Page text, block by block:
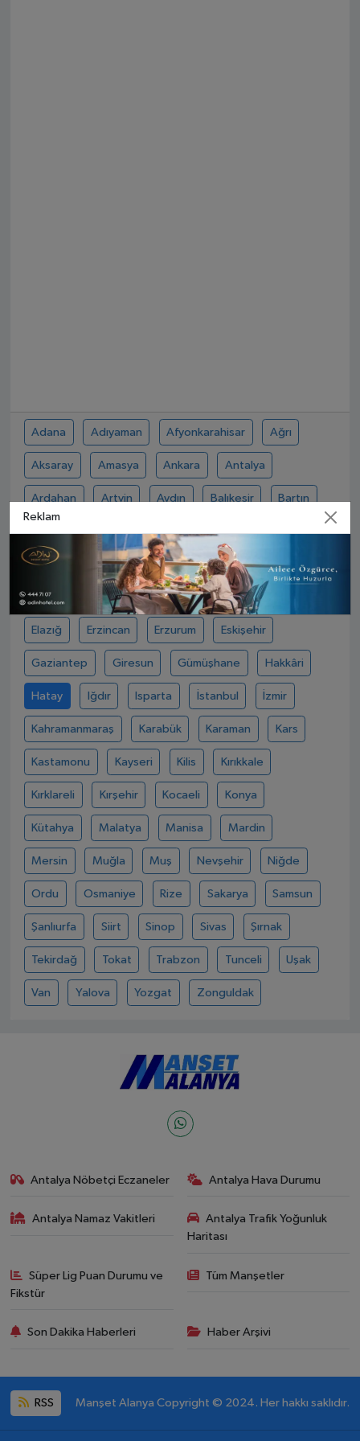
Adana Adıyaman Afyonkarahisar Ağrı
Aksaray Amasya Ankara Antalya
Ardahan Artvin Aydın Balıkesir Bartın
Batman Bayburt Bilecik Bingöl Bitlis
Bolu Burdur Bursa Çanakkale Çankırı
Çorum Denizli Diyarbakır Düzce
Elazığ Erzincan Erzurum Eskişehir
Gaziantep Giresun Gümüşhane Hakkâri
Hatay Iğdır Isparta İstanbul İzmir
Kahramanmaraş Karabük Karaman Kars
Kastamonu Kayseri Kilis Kırıkkale
Kırklareli Kırşehir Kocaeli Konya
Kütahya Malatya Manisa Mardin
Mersin Muğla Muş Nevşehir Niğde
Ordu Osmaniye Rize Sakarya Samsun
Şanlıurfa Siirt Sinop Sivas Şırnak
Tekirdağ Tokat Trabzon Tunceli Uşak
Van Yalova Yozgat Zonguldak
Antalya Nöbetçi Eczaneler Antalya Hava Durumu
Antalya Namaz Vakitleri
Antalya Trafik Yoğunluk
Haritası
Süper Lig Puan Durumu ve
Fikstür
Tüm Manşetler
Son Dakika Haberleri Haber Arşivi
RSS Manşet Alanya Copyright © 2024. Her hakkı saklıdır.
Reklam